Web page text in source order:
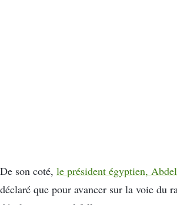
De son coté, le président égyptien,
déclaré que pour avancer sur la voie du